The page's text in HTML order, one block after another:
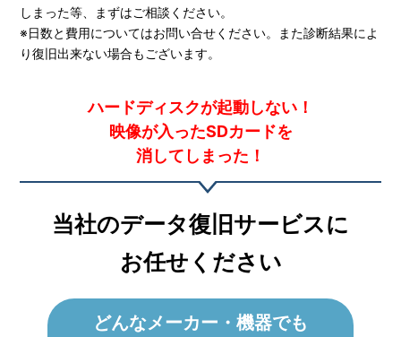
しまった等、まずはご相談ください。
※日数と費用についてはお問い合せください。また診断結果によ
り復旧出来ない場合もございます。
ハードディスクが起動しない！
映像が入ったSDカードを
消してしまった！
当社のデータ復旧サービスに
お任せください
どんなメーカー・機器でも